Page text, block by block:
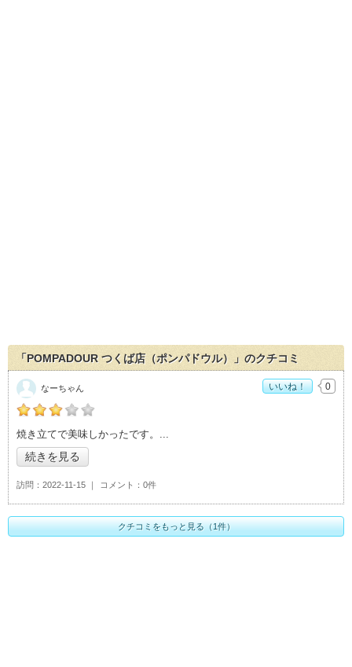
「POMPADOUR つくば店（ポンパドウル）」のクチコミ
の「POMPADOUR つくば店（ポンパドウル）」おすすめ度：
焼き立てで美味しかったです。
続きを見る
訪問 2022-11-15 コメント 0件
なーちゃん いいね！ 0
クチコミをもっと見る（1件）